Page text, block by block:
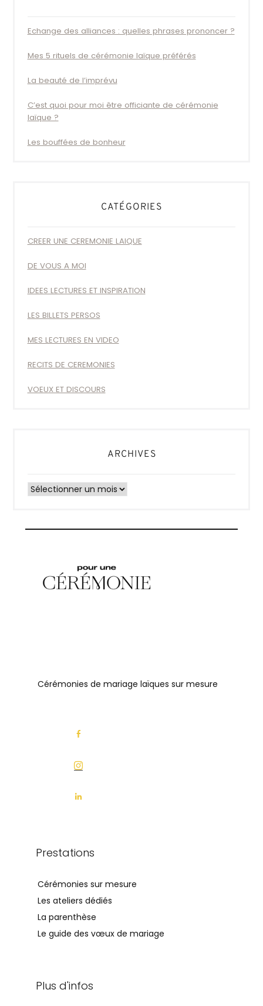
Echange des alliances : quelles phrases prononcer ?
Mes 5 rituels de cérémonie laïque préférés
La beauté de l’imprévu
C’est quoi pour moi être officiante de cérémonie
laïque ?
Les bouffées de bonheur
CATÉGORIES
CREER UNE CEREMONIE LAIQUE
DE VOUS A MOI
IDEES LECTURES ET INSPIRATION
LES BILLETS PERSOS
MES LECTURES EN VIDEO
RECITS DE CEREMONIES
VOEUX ET DISCOURS
ARCHIVES
Archives
Cérémonies de mariage laïques sur mesure
Prestations
Cérémonies sur mesure
Les ateliers dédiés
La parenthèse
Le guide des vœux de mariage
Plus d'infos